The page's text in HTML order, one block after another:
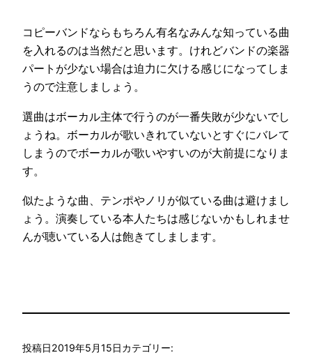
コピーバンドならもちろん有名なみんな知っている曲
を入れるのは当然だと思います。けれどバンドの楽器
パートが少ない場合は迫力に欠ける感じになってしま
うので注意しましょう。
選曲はボーカル主体で行うのが一番失敗が少ないでし
ょうね。ボーカルが歌いきれていないとすぐにバレて
しまうのでボーカルが歌いやすいのが大前提になりま
す。
似たような曲、テンポやノリが似ている曲は避けまし
ょう。演奏している本人たちは感じないかもしれませ
んが聴いている人は飽きてしまします。
投稿日2019年5月15日カテゴリー: